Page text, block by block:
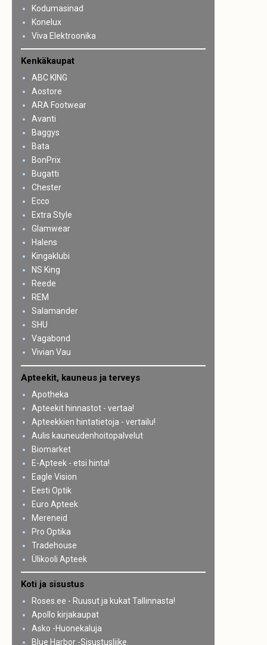
Kodumasinad
Konelux
Viva Elektroonika
Kenkäkaupat
ABC KING
Aostore
ARA Footwear
Avanti
Baggys
Bata
BonPrix
Bugatti
Chester
Ecco
Extra Style
Glamwear
Halens
Kingaklubi
NS King
Reede
REM
Salamander
SHU
Vagabond
Vivian Vau
Apteekit, kauneus ja terveys
Apotheka
Apteekit hinnastot - vertaa!
Apteekkien hintatietoja - vertailu!
Aulis kauneudenhoitopalvelut
Biomarket
E-Apteek - etsi hinta!
Eagle Vision
Eesti Optik
Euro Apteek
Mereneid
Pro Optika
Tradehouse
Ülikooli Apteek
Koti ja sisustus
Roses.ee - Ruusut ja kukat Tallinnasta!
Apollo kirjakaupat
Asko -Huonekaluja
Blue Harbor -Sisustusliike